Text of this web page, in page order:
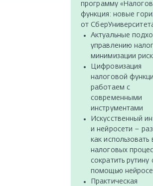
программу
функция: новые
от
Актуальные
управлению
минимизации
Цифровизация
налоговой
работаем с
современными
инструментами
Искусственный
и нейросети –
как использовать
налоговых
сократить рутину
помощью
Практическая